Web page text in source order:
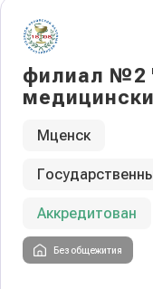
филиал №2
Мценск
Аккредитован
Без общежития